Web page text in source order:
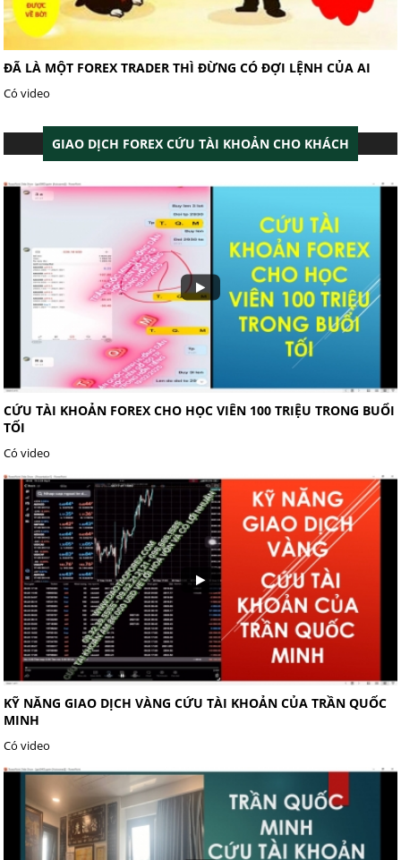
ĐÃ LÀ MỘT FOREX TRADER THÌ ĐỪNG CÓ ĐỢI LỆNH CỦA AI
Có video
GIAO DỊCH FOREX CỨU TÀI KHOẢN CHO KHÁCH
CỨU TÀI KHOẢN FOREX CHO HỌC VIÊN 100 TRIỆU TRONG BUỔI
TỐI
Có video
KỸ NĂNG GIAO DỊCH VÀNG CỨU TÀI KHOẢN CỦA TRẦN QUỐC
MINH
Có video